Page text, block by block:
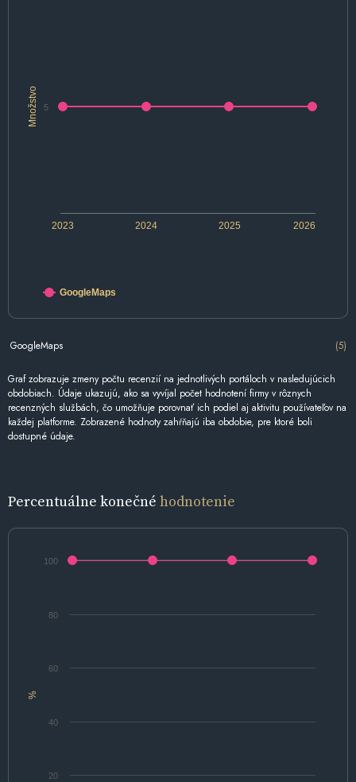
Množstvo
2024 2026
2023 2025
5
GoogleMaps
GoogleMaps (5)
Graf zobrazuje zmeny počtu recenzií na jednotlivých portáloch v nasledujúcich
obdobiach. Údaje ukazujú, ako sa vyvíjal počet hodnotení firmy v rôznych
recenzných službách, čo umožňuje porovnať ich podiel aj aktivitu používateľov na
každej platforme. Zobrazené hodnoty zahŕňajú iba obdobie, pre ktoré boli
dostupné údaje.
Percentuálne konečné hodnotenie
%
20
40
60
80
100